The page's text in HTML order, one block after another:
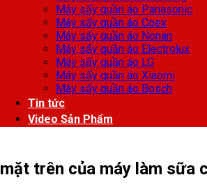
Máy sấy quần áo Panasonic
Máy sấy quần áo Coex
Máy sấy quần áo Nonan
Máy sấy quần áo Electrolux
Máy sấy quần áo LG
Máy sấy quần áo Xiaomi
Máy sấy quần áo Bosch
Tin tức
Video Sản Phẩm
mặt trên của máy làm sữa